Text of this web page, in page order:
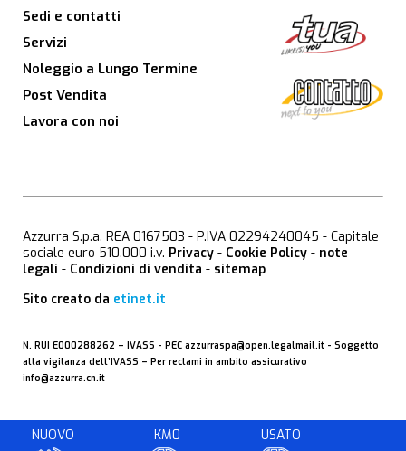
NUOVO KM0 USATO
Sedi e contatti
Servizi
Noleggio a Lungo Termine
Post Vendita
Lavora con noi
Azzurra S.p.a. REA 0167503 - P.IVA 02294240045 - Capitale
sociale euro 510.000 i.v. Privacy - Cookie Policy - note
legali - Condizioni di vendita - sitemap
Sito creato da etinet.it
N. RUI E000288262 – IVASS - PEC azzurraspa@open.legalmail.it - Soggetto
alla vigilanza dell’IVASS – Per reclami in ambito assicurativo
info@azzurra.cn.it